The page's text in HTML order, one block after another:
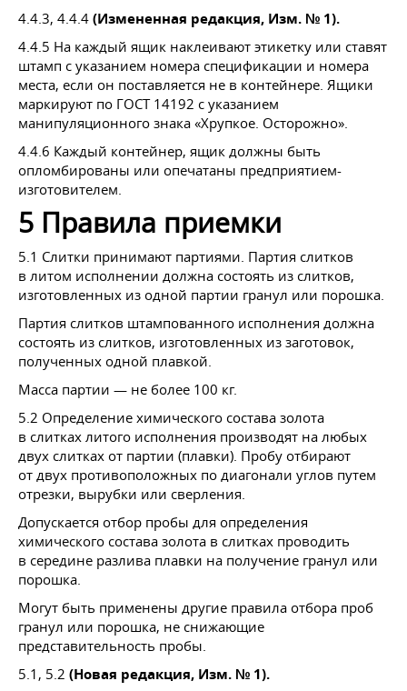
4.4.3, 4.4.4 (Измененная редакция, Изм. № 1).
4.4.5 На каждый ящик наклеивают этикетку или ставят
штамп с указанием номера спецификации и номера
места, если он поставляется не в контейнере. Ящики
маркируют по ГОСТ 14192 с указанием
манипуляционного знака «Хрупкое. Осторожно».
4.4.6 Каждый контейнер, ящик должны быть
опломбированы или опечатаны предприятием-
изготовителем.
5 Правила приемки
5.1 Слитки принимают партиями. Партия слитков
в литом исполнении должна состоять из слитков,
изготовленных из одной партии гранул или порошка.
Партия слитков штампованного исполнения должна
состоять из слитков, изготовленных из заготовок,
полученных одной плавкой.
Масса партии — не более 100 кг.
5.2 Определение химического состава золота
в слитках литого исполнения производят на любых
двух слитках от партии (плавки). Пробу отбирают
от двух противоположных по диагонали углов путем
отрезки, вырубки или сверления.
Допускается отбор пробы для определения
химического состава золота в слитках проводить
в середине разлива плавки на получение гранул или
порошка.
Могут быть применены другие правила отбора проб
гранул или порошка, не снижающие
представительность пробы.
5.1, 5.2 (Новая редакция, Изм. № 1).